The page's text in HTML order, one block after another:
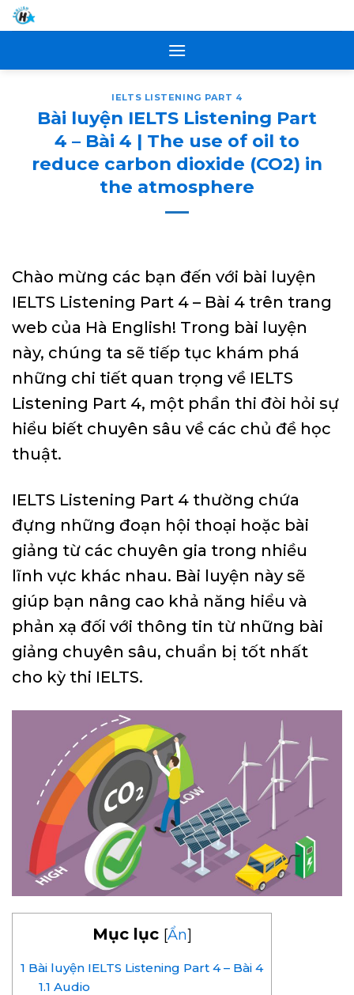
Skip
to
IELTS LISTENING PART 4
Bài luyện IELTS Listening Part
4 – Bài 4 | The use of oil to
reduce carbon dioxide (CO2) in
the atmosphere
Chào mừng các bạn đến với bài luyện
IELTS Listening Part 4 – Bài 4 trên trang
web của Hà English! Trong bài luyện
này, chúng ta sẽ tiếp tục khám phá
những chi tiết quan trọng về IELTS
Listening Part 4, một phần thi đòi hỏi sự
hiểu biết chuyên sâu về các chủ đề học
thuật.
IELTS Listening Part 4 thường chứa
đựng những đoạn hội thoại hoặc bài
giảng từ các chuyên gia trong nhiều
lĩnh vực khác nhau. Bài luyện này sẽ
giúp bạn nâng cao khả năng hiểu và
phản xạ đối với thông tin từ những bài
giảng chuyên sâu, chuẩn bị tốt nhất
cho kỳ thi IELTS.
Mục lục [Ẩn]
1 Bài luyện IELTS Listening Part 4 – Bài 4
1.1 Audio